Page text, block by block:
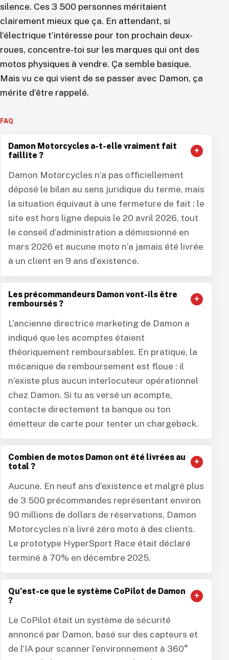
silence. Ces 3 500 personnes méritaient
clairement mieux que ça. En attendant, si
l’électrique t’intéresse pour ton prochain deux-
roues, concentre-toi sur les marques qui ont des
motos physiques à vendre. Ça semble basique.
Mais vu ce qui vient de se passer avec Damon, ça
mérite d’être rappelé.
Damon Motorcycles a-t-elle vraiment fait
faillite ?
Damon Motorcycles n’a pas officiellement
déposé le bilan au sens juridique du terme, mais
la situation équivaut à une fermeture de fait : le
site est hors ligne depuis le 20 avril 2026, tout
le conseil d’administration a démissionné en
mars 2026 et aucune moto n’a jamais été livrée
à un client en 9 ans d’existence.
Les précommandeurs Damon vont-ils être
remboursés ?
L’ancienne directrice marketing de Damon a
indiqué que les acomptes étaient
théoriquement remboursables. En pratique, la
mécanique de remboursement est floue : il
n’existe plus aucun interlocuteur opérationnel
chez Damon. Si tu as versé un acompte,
contacte directement ta banque ou ton
émetteur de carte pour tenter un chargeback.
Combien de motos Damon ont été livrées au
total ?
Aucune. En neuf ans d’existence et malgré plus
de 3 500 précommandes représentant environ
90 millions de dollars de réservations, Damon
Motorcycles n’a livré zéro moto à des clients.
Le prototype HyperSport Race était déclaré
terminé à 70% en décembre 2025.
Qu’est-ce que le système CoPilot de Damon
?
Le CoPilot était un système de sécurité
annoncé par Damon, basé sur des capteurs et
de l’IA pour scanner l’environnement à 360°